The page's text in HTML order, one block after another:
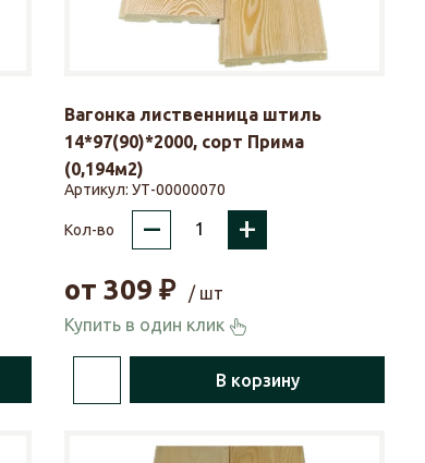
Вагонка лиственница штиль
14*97(90)*2000, сорт Прима
(0,194м2)
Артикул:УТ-00000070
Кол-во – +
от309 ₽
/ шт
Купить в один клик
В корзину